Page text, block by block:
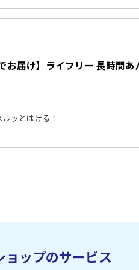
お届け】ライフリー 長時間
ッとはける！
ョップのサービス